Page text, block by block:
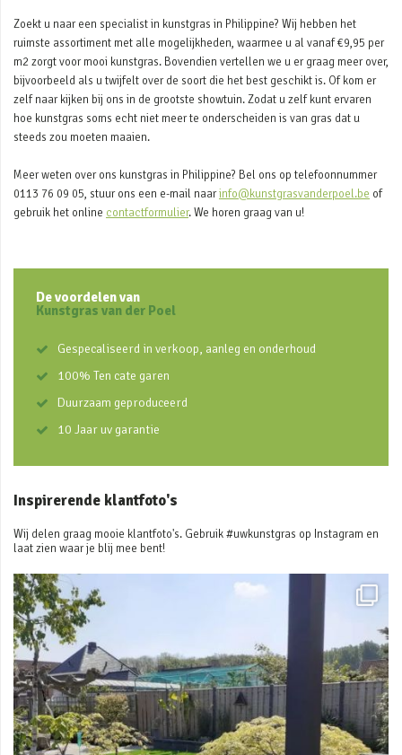
Zoekt u naar een specialist in kunstgras in Philippine? Wij hebben het
ruimste assortiment met alle mogelijkheden, waarmee u al vanaf €9,95 per
m2 zorgt voor mooi kunstgras. Bovendien vertellen we u er graag meer over,
bijvoorbeeld als u twijfelt over de soort die het best geschikt is. Of kom er
zelf naar kijken bij ons in de grootste showtuin. Zodat u zelf kunt ervaren
hoe kunstgras soms echt niet meer te onderscheiden is van gras dat u
steeds zou moeten maaien.
Meer weten over ons kunstgras in Philippine? Bel ons op telefoonnummer
0113 76 09 05, stuur ons een e-mail naarinfo@kunstgrasvanderpoel.be of
gebruik het online contactformulier. We horen graag van u!
De voordelen van
Kunstgras van der Poel
Gespecaliseerd in verkoop, aanleg en onderhoud
100% Ten cate garen
Duurzaam geproduceerd
10 Jaar uv garantie
Inspirerende klantfoto's
Wij delen graag mooie klantfoto's. Gebruik #uwkunstgras op Instagram en
laat zien waar je blij mee bent!